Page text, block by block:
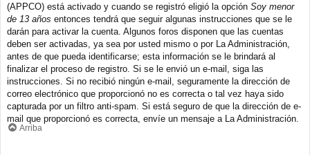
(APPCO) está activado y cuando se registró eligió la opción Soy menor
de 13 años entonces tendrá que seguir algunas instrucciones que se le
darán para activar la cuenta. Algunos foros disponen que las cuentas
deben ser activadas, ya sea por usted mismo o por La Administración,
antes de que pueda identificarse; esta información se le brindará al
finalizar el proceso de registro. Si se le envió un e-mail, siga las
instrucciones. Si no recibió ningún e-mail, seguramente la dirección de
correo electrónico que proporcionó no es correcta o tal vez haya sido
capturada por un filtro anti-spam. Si está seguro de que la dirección de e-
mail que proporcionó es correcta, envíe un mensaje a La Administración.
Arriba